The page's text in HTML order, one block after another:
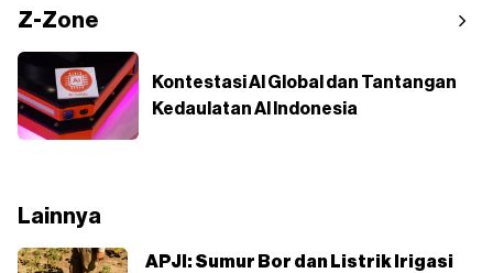
Z-Zone
Kontestasi AI Global dan Tantangan
Kedaulatan AI Indonesia
Lainnya
APJI: Sumur Bor dan Listrik Irigasi